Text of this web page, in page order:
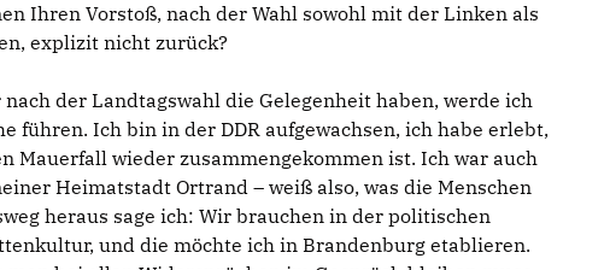
Ihren Vorstoß, nach der Wahl sowohl mit der Linken als
explizit nicht zurück?
nach der Landtagswahl die Gelegenheit haben, werde ich
führen. Ich bin in der DDR aufgewachsen, ich habe erlebt,
Mauerfall wieder zusammengekommen ist. Ich war auch
Heimatstadt Ortrand – weiß also, was die Menschen
heraus sage ich: Wir brauchen in der politischen
und die möchte ich in Brandenburg etablieren.